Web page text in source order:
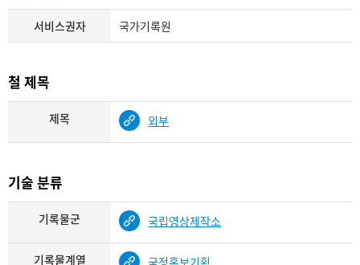
서비스권자 국가기록원
철 제목
제목 외부
기술 분류
기록물군 국립영상제작소
기록물계열 국정홍보기획